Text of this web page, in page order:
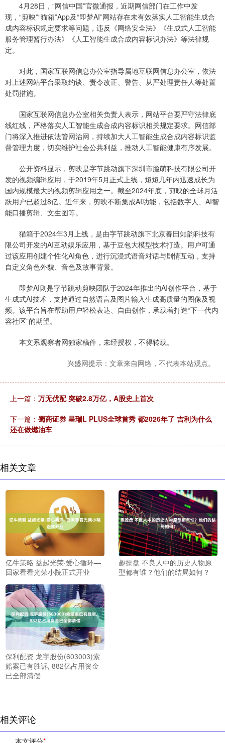
4月28日，“网信中国”官微通报，近期网信部门在工作中发
现，“剪映”“猫箱”App及“即梦AI”网站存在未有效落实人工智能生成合
成内容标识规定要求等问题，违反《网络安全法》《生成式人工智能
服务管理暂行办法》《人工智能生成合成内容标识办法》等法律规
定。
对此，国家互联网信息办公室指导属地互联网信息办公室，依法
对上述网站平台采取约谈、责令改正、警告、从严处理责任人等处置
处罚措施。
国家互联网信息办公室相关负责人表示，网站平台要严守法律底
线红线，严格落实人工智能生成合成内容标识相关规定要求。网信部
门将深入推进依法管网治网，持续加大人工智能生成合成内容标识监
督管理力度，切实维护社会公共利益，推动人工智能健康有序发展。
公开资料显示，剪映是字节跳动旗下深圳市脸萌科技有限公司开
发的视频编辑应用，于2019年5月正式上线，短短几年内迅速成长为
国内规模最大的视频剪辑应用之一。截至2024年底，剪映的全球月活
跃用户已超过8亿。近年来，剪映不断集成AI功能，包括数字人、AI智
能口播剪辑、文生图等。
猫箱于2024年3月上线，是由字节跳动旗下北京春田知韵科技有
限公司开发的AI互动娱乐应用，基于豆包大模型技术打造。用户可通
过该应用创建个性化AI角色，进行沉浸式语音对话与剧情互动，支持
自定义角色外貌、音色及故事背景。
即梦AI则是字节跳动剪映团队于2024年推出的AI创作平台，基于
生成式AI技术，支持通过自然语言及图片输入生成高质量的图像及视
频。该平台旨在帮助用户轻松表达、自由创作，承载着打造“下一代内
容社区”的期望。
本文系观察者网独家稿件，未经授权，不得转载。
兴盛网提示：文章来自网络，不代表本站观点。
上一篇： 万无优配 突破2.8万亿，A股史上首次
下一篇： 蜀商证券 星瑞L PLUS全球首秀 都2026年了 吉利为什么
还在做燃油车
相关文章
亿牛策略 益起光荣·爱心循环—
回家看看光荣小院正式开业
趣操盘 不良人中的历史人物原
型都有谁？他们的结局如何？
保利配资 龙宇股份(603003)索
赔案已有胜诉, 882亿占用资金
已全部清偿
相关评论
本文评分*